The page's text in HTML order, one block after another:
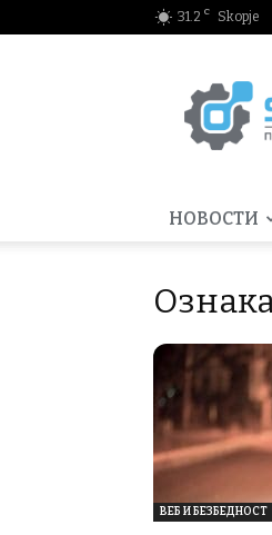
31.2 C Skopje
НОВОСТИ
ВЕБ И БЕЗБЕДНОСТ